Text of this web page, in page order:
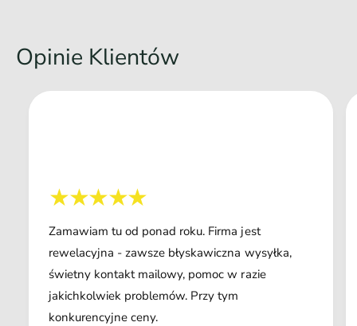
Obwód klatki piersiowej:30-40 cm
Szerokość taśmy:1,5 cm
Opinie Klientów
Zamawiam tu od ponad roku. Firma jest
rewelacyjna - zawsze błyskawiczna wysyłka,
świetny kontakt mailowy, pomoc w razie
jakichkolwiek problemów. Przy tym
konkurencyjne ceny.